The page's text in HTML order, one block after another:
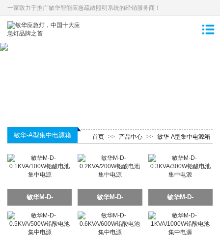
一家致力于推广敏华智能应急疏散照明系统的经销服务商！
敏华-A型集中电源箱 首页 >> 产品中心 >> 敏华-A型集中电源箱
敏华M-D-
0.1KVA/100W铅酸电
池集中电源
敏华M-D-
0.2KVA/200W铅酸电
池集中电源
敏华M-D-
0.3KVA/300W铅酸电
池集中电源